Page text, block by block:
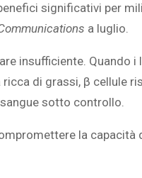
significativi per
‎ a luglio.‎
insufficiente. Quando i
di grassi, β cellule
sotto controllo.
la capacità